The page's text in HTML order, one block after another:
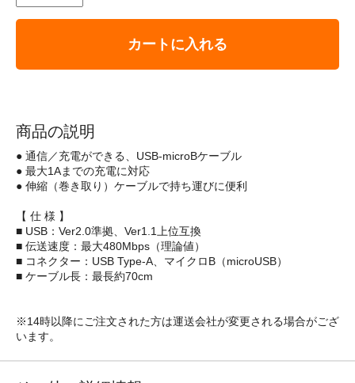
カートに入れる
商品の説明
● 通信／充電ができる、USB-microBケーブル
● 最大1Aまでの充電に対応
● 伸縮（巻き取り）ケーブルで持ち運びに便利
【 仕 様 】
■ USB：Ver2.0準拠、Ver1.1上位互換
■ 伝送速度：最大480Mbps（理論値）
■ コネクター：USB Type-A、マイクロB（microUSB）
■ ケーブル長：最長約70cm
※14時以降にご注文された方は運送会社が変更される場合がござ
います。